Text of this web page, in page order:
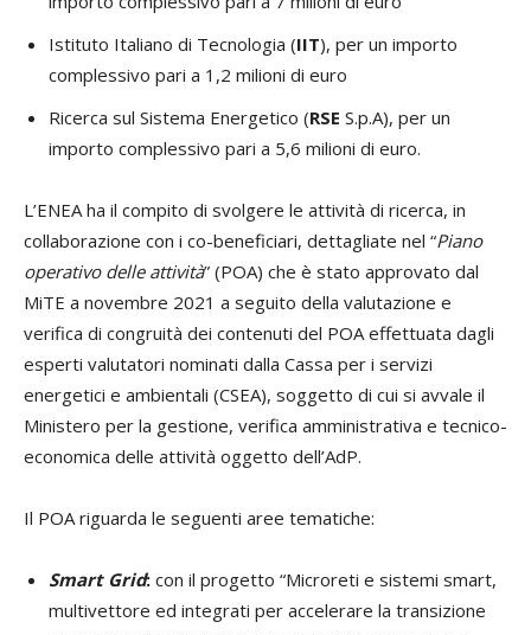
Istituto Italiano di Tecnologia (IIT), per un importo
complessivo pari a 1,2 milioni di euro
Ricerca sul Sistema Energetico (RSE S.p.A), per un
importo complessivo pari a 5,6 milioni di euro.
L’ENEA ha il compito di svolgere le attività di ricerca, in
collaborazione con i co-beneficiari, dettagliate nel “Piano
operativo delle attività” (POA) che è stato approvato dal
MiTE a novembre 2021 a seguito della valutazione e
verifica di congruità dei contenuti del POA effettuata dagli
esperti valutatori nominati dalla Cassa per i servizi
energetici e ambientali (CSEA), soggetto di cui si avvale il
Ministero per la gestione, verifica amministrativa e tecnico-
economica delle attività oggetto dell’AdP.
Il POA riguarda le seguenti aree tematiche:
Smart Grid: con il progetto “Microreti e sistemi smart,
multivettore ed integrati per accelerare la transizione